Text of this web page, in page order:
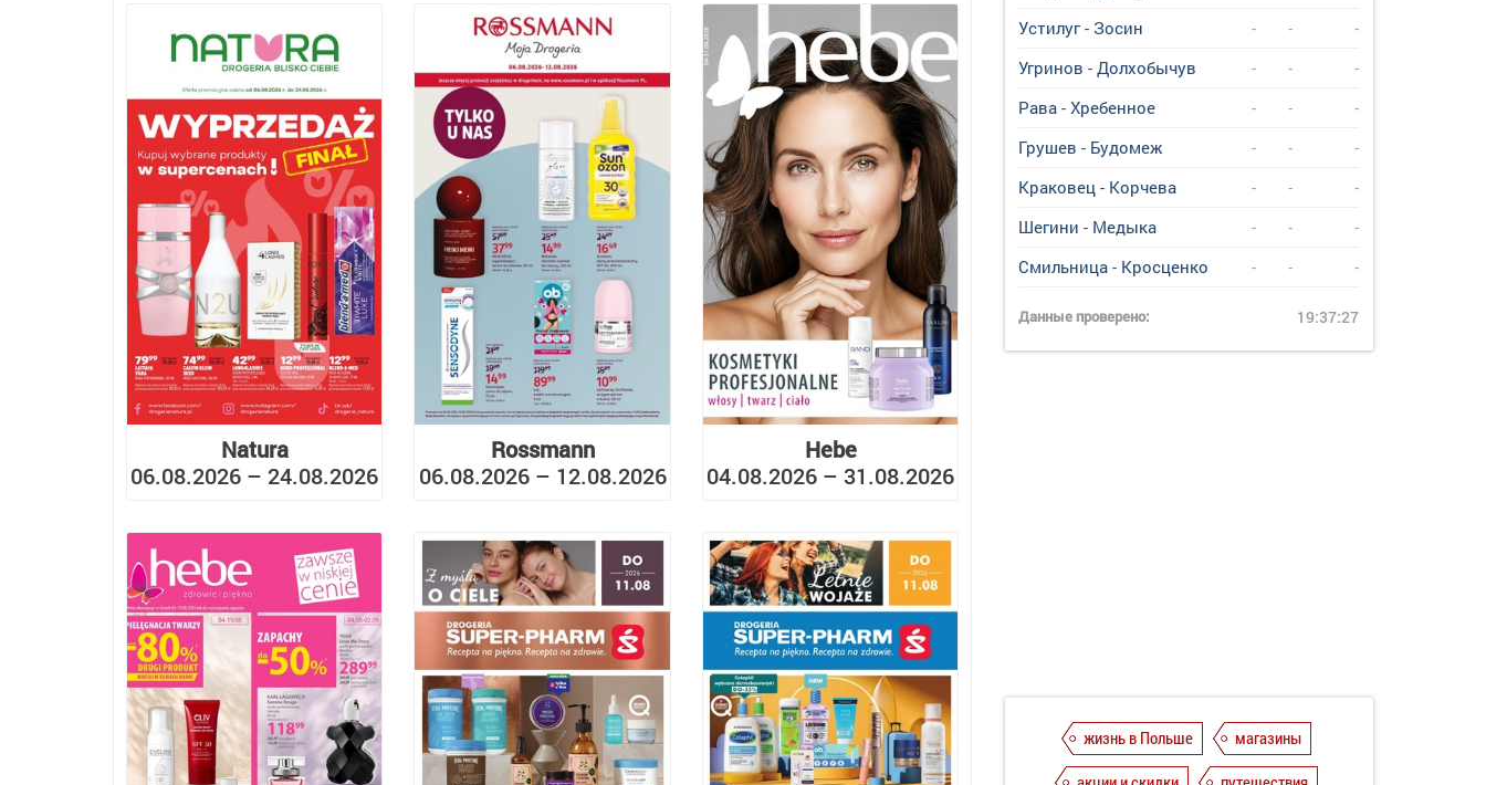
Natura
06.08.2026 – 24.08.2026
Rossmann
06.08.2026 – 12.08.2026
Hebe
04.08.2026 – 31.08.2026
Устилуг - Зосин
- -
-
Угринов - Долхобычув
- -
-
Рава - Хребенное
- -
-
Грушев - Будомеж
- -
-
Краковец - Корчева
- -
-
Шегини - Медыка
- -
-
Смильница - Кросценко
- - -
Данные проверено: 19:37:27
жизнь в Польше
магазины